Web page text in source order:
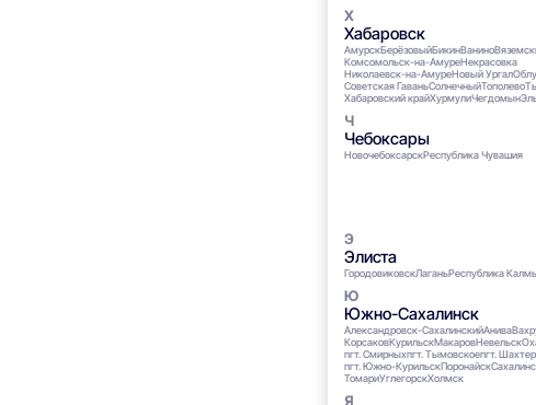
Хабаровск
АмурскБерёзовыйБикинВанино
Комсомольск-на-АмуреНекрасовка
Николаевск-на-АмуреНовый Ургал
Советская ГаваньСолнечныйТополево
Хабаровский крайХурмулиЧегдомын
Чебоксары
НовочебоксарскРеспублика Чувашия
Элиста
ГородовиковскЛаганьРеспублика
Южно-Сахалинск
Александровск-СахалинскийАнива
КорсаковКурильскМакаровНевельск
пгт. Смирныхпгт. Тымовскоепгт.
пгт. Южно-КурильскПоронайск
ТомариУглегорскХолмск